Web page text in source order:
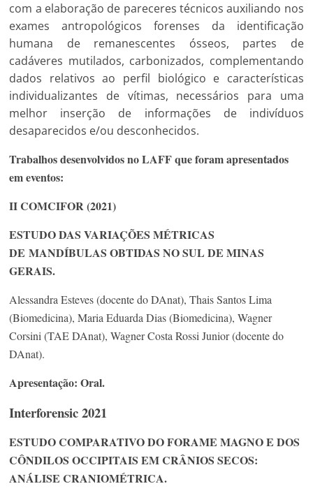
com a elaboração de pareceres técnicos auxiliando nos
exames antropológicos forenses da identificação
humana de remanescentes ósseos, partes de
cadáveres mutilados, carbonizados, complementando
dados relativos ao perfil biológico e características
individualizantes de vítimas, necessários para uma
melhor inserção de informações de indivíduos
desaparecidos e/ou desconhecidos.
Trabalhos desenvolvidos no LAFF que foram apresentados
em eventos:
II COMCIFOR (2021)
ESTUDO DAS VARIAÇÕES MÉTRICAS
DE MANDÍBULAS OBTIDAS NO SUL DE MINAS
GERAIS.
Alessandra Esteves (docente do DAnat), Thais Santos Lima
(Biomedicina), Maria Eduarda Dias (Biomedicina), Wagner
Corsini (TAE DAnat), Wagner Costa Rossi Junior (docente do
DAnat).
Apresentação: Oral.
Interforensic 2021
ESTUDO COMPARATIVO DO FORAME MAGNO E DOS
CÔNDILOS OCCIPITAIS EM CRÂNIOS SECOS:
ANÁLISE CRANIOMÉTRICA.